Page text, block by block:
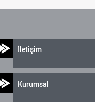
İletişim
Kurumsal